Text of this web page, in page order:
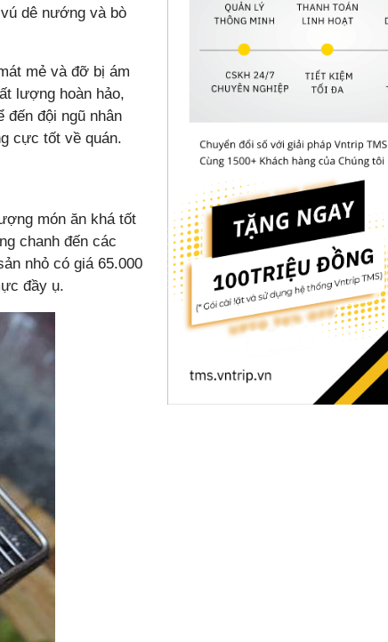
dê nướng và bò
mẻ và đỡ bị ám
lượng hoàn hảo,
đến đội ngũ nhân
cực tốt về quán.
món ăn khá tốt
chanh đến các
nhỏ có giá 65.000
đầy ụ.